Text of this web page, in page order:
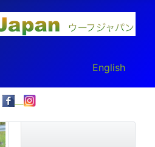
あなたが使う
English